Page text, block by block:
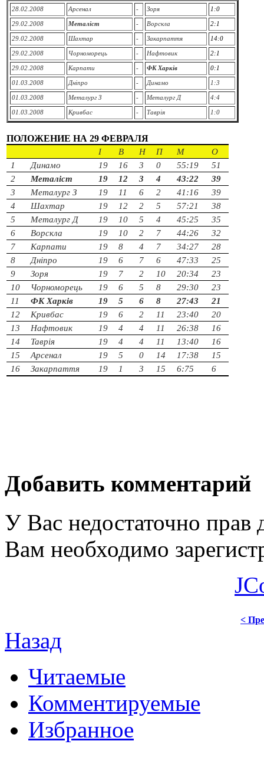
28.02.2008 Арсенал - Зоря 1:0
29.02.2008 Металіст - Ворскла 2:1
29.02.2008 Шахтар - Закарпаття 14:0
29.02.2008 Чорноморець - Нафтовик 2:1
29.02.2008 Карпати - ФК Харків 0:1
01.03.2008 Дніпро - Динамо 1:3
01.03.2008 Металург З - Металург Д 4:4
01.03.2008 Кривбас - Таврія 1:0
ПОЛОЖЕНИЕ НА 29 ФЕВРАЛЯ
I В Н П М
О
1
Динамо 19 16 3 0 55:19
51
2
Металіст 19 12 3 4 43:22
39
3
МеталургЗ 19 11 6 2 41:16
39
4
Шахтар 19 12 2 5 57:21
38
5
Металург Д 19 10 5 4 45:25
35
6
Ворскла 19 10 2 7 44:26
32
7
Карпати 19 8 4 7 34:27
28
8
Дніпро 19 6 7 6 47:33
25
9
Зоря 19 7 2 10 20:34
23
10
Чорноморець 19 6 5 8 29:30
23
11
ФК Харків 19 5 6 8 27:43
21
12
Кривбас 19 6 2 11 23:40
20
13
Нафтовик 19 4 4 11 26:38
16
14
Таврія 19 4 4 11 13:40
16
15
Арсенал 19 5 0 14 17:38
15
16
Закарпаття 19 1 3 15 6:75 6
Добавить комментарий
У Вас недостаточно прав
Вам необходимо
<
Назад
Читаемые
Комментируемые
Избранное